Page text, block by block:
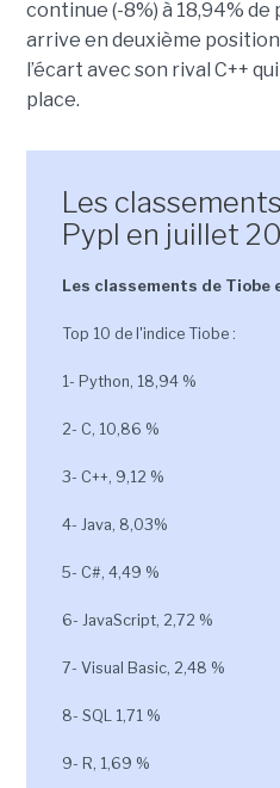
continue (-8%) à 18,94%
arrive en deuxième
l’écart avec son rival C++
place.
Les
Pypl en juillet
Les classements de
Top 10 de l'indice Tiobe :
1- Python, 18,94 %
2- C, 10,86 %
3- C++, 9,12 %
4- Java, 8,03%
5- C#, 4,49 %
6- JavaScript, 2,72 %
7- Visual Basic, 2,48 %
8- SQL 1,71 %
9- R, 1,69 %